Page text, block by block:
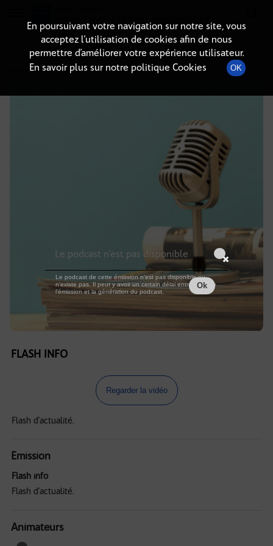
DÉTAILS DE L'ÉPISODE
4 février 2025à 10h59, durée : Invalid date
FLASH INFO
Regarder la vidéo
Flash d'actualité.
Emission
Flash info
Flash d'actualité.
Animateurs
En poursuivant votre navigation sur notre site, vous
acceptez l’utilisation de cookies afin de nous
permettre d’améliorer votre expérience utilisateur.
En savoir plus sur notre politique Cookies
OK
Le podcast n'est pas disponible
Le podcast de cette émission n'est pas disponible ou
n'existe pas. Il peut y avoir un certain délai entre la fin de
l'émission et la génération du podcast.
Ok